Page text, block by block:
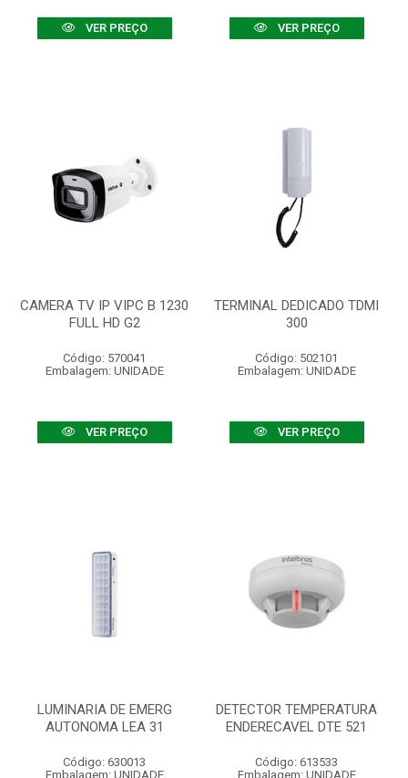
VER PREÇO VER PREÇO
CAMERA TV IP VIPC B 1230
FULL HD G2
Código: 570041
Embalagem: UNIDADE
VER PREÇO
TERMINAL DEDICADO TDMI
300
Código: 502101
Embalagem: UNIDADE
VER PREÇO
LUMINARIA DE EMERG
AUTONOMA LEA 31
Código: 630013
Embalagem: UNIDADE
DETECTOR TEMPERATURA
ENDERECAVEL DTE 521
Código: 613533
Embalagem: UNIDADE